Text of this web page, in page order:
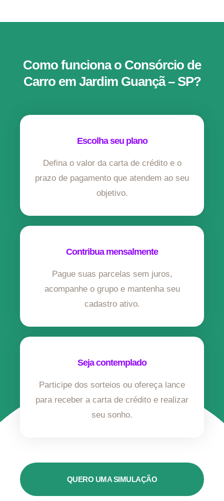
Como funciona o Consórcio de
Carro em Jardim Guançã – SP?
Escolha seu plano
Defina o valor da carta de crédito e o
prazo de pagamento que atendem ao seu
objetivo.
Contribua mensalmente
Pague suas parcelas sem juros,
acompanhe o grupo e mantenha seu
cadastro ativo.
Seja contemplado
Participe dos sorteios ou ofereça lance
para receber a carta de crédito e realizar
seu sonho.
QUERO UMA SIMULAÇÃO